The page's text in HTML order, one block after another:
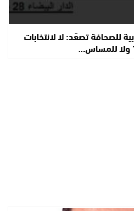
للصحافة تصعّد: لا لانتخابات
ولا للمساس…